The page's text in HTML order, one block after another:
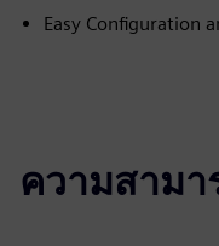
Easy Configuration
ความสามา